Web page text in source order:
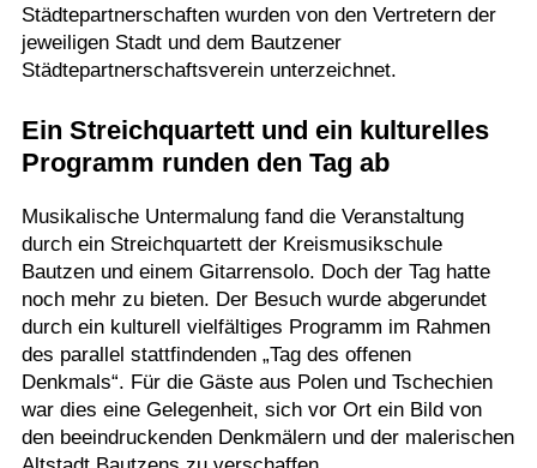
Städtepartnerschaften wurden von den Vertretern der
jeweiligen Stadt und dem Bautzener
Städtepartnerschaftsverein unterzeichnet.
Ein Streichquartett und ein kulturelles
Programm runden den Tag ab
Musikalische Untermalung fand die Veranstaltung
durch ein Streichquartett der Kreismusikschule
Bautzen und einem Gitarrensolo. Doch der Tag hatte
noch mehr zu bieten. Der Besuch wurde abgerundet
durch ein kulturell vielfältiges Programm im Rahmen
des parallel stattfindenden „Tag des offenen
Denkmals“. Für die Gäste aus Polen und Tschechien
war dies eine Gelegenheit, sich vor Ort ein Bild von
den beeindruckenden Denkmälern und der malerischen